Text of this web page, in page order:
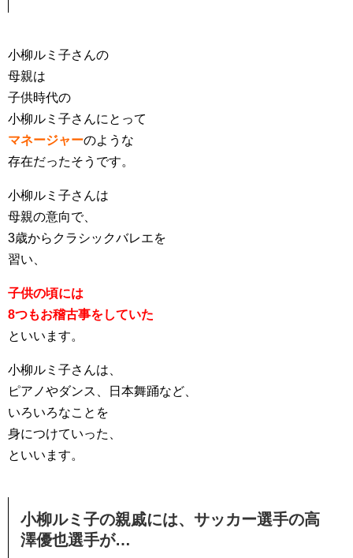
小柳ルミ子さんの
母親は
子供時代の
小柳ルミ子さんにとって
マネージャーのような
存在だったそうです。
小柳ルミ子さんは
母親の意向で、
3歳からクラシックバレエを
習い、
子供の頃には
8つもお稽古事をしていた
といいます。
小柳ルミ子さんは、
ピアノやダンス、日本舞踊など、
いろいろなことを
身につけていった、
といいます。
小柳ルミ子の親戚には、サッカー選手の高
澤優也選手が…